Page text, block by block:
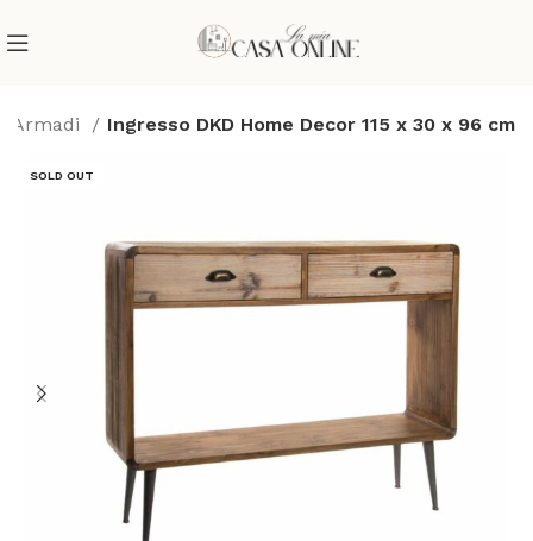
Armadi Ingresso DKD Home Decor 115 x 30 x 96 cm
SOLD OUT